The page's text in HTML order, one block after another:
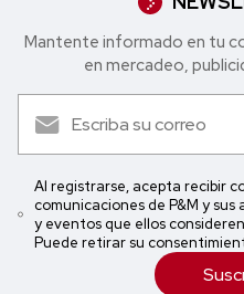
Mantente informado en tu
en mercadeo,
Al registrarse, acepta recibir
comunicaciones de P&M y
y eventos que ellos
Puede retirar su